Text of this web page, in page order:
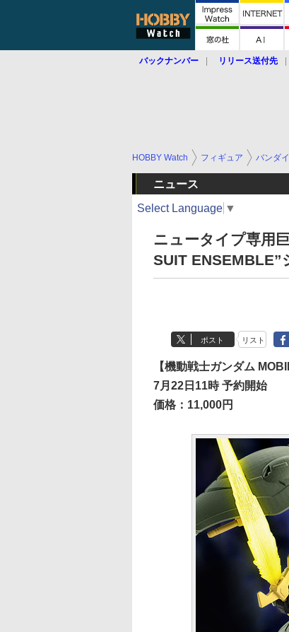
バックナンバー リリース送付先
HOBBY Watch フィギュア バンダイ
ニュース
Select Language ▼
ニュータイプ専用
SUIT ENSEMBLE”
ポスト リスト
【機動戦士ガンダム
7月22日11時 予約開始
価格：11,000円